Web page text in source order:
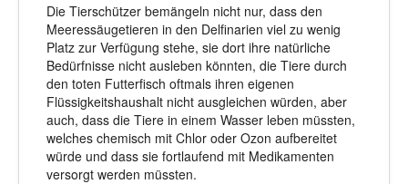
Die Tierschützer bemängeln nicht nur, dass den
Meeressäugetieren in den Delfinarien viel zu wenig
Platz zur Verfügung stehe, sie dort ihre natürliche
Bedürfnisse nicht ausleben könnten, die Tiere durch
den toten Futterfisch oftmals ihren eigenen
Flüssigkeitshaushalt nicht ausgleichen würden, aber
auch, dass die Tiere in einem Wasser leben müssten,
welches chemisch mit Chlor oder Ozon aufbereitet
würde und dass sie fortlaufend mit Medikamenten
versorgt werden müssten.